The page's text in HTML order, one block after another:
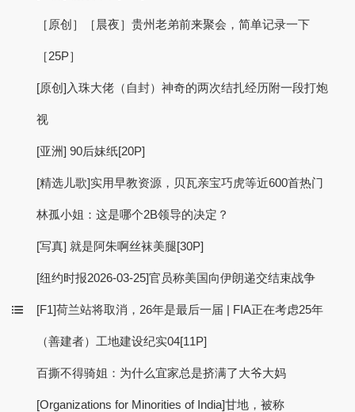
［原创］［晨夜］贵州老弟前来聚会，简单记录一下
［25P］
[原创]入珠大佬（自封）神奇的两次结扎经历附一段打炮
视
[亚洲] 90后妹纸[20P]
[精选儿歌]实用早教资源，贝瓦亲宝巧虎等近600首热门
林孤小姐：这是哪个2B领导的决定？
[写真] 就是阿朱啊丝袜美腿[30P]
[纽约时报2026-03-25]官员称美国向伊朗递交结束战争
[F1]荷兰站将取消，26年是最后一届 | FIA正在考虑25年
（善建者）工地建设纪实04[11P]
百撕不得骑姐：为什么宜家总是挤满了大爷大妈
[Organizations for Minorities of India]甘地，被称